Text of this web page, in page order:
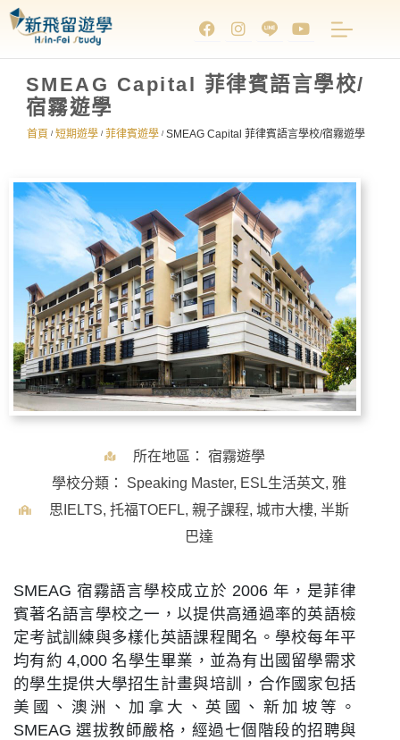
SMEAG Capital 菲律賓語言學校/
宿霧遊學
首頁 / 短期遊學 / 菲律賓遊學 / SMEAG Capital 菲律賓語言學校/宿霧遊學
所在地區：
宿霧遊學
學校分類：
Speaking Master, ESL生活英文, 雅
思IELTS, 托福TOEFL, 親子課程, 城市大樓, 半斯
巴達
SMEAG 宿霧語言學校成立於 2006 年，是菲律
賓著名語言學校之一，以提供高通過率的英語檢
定考試訓練與多樣化英語課程聞名。學校每年平
均有約 4,000 名學生畢業，並為有出國留學需求
的學生提供大學招生計畫與培訓，合作國家包括
美國、澳洲、加拿大、英國、新加坡等。
SMEAG 選拔教師嚴格，經過七個階段的招聘與